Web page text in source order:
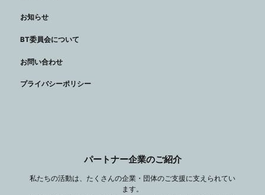
お知らせ
BT委員会について
お問い合わせ
プライバシーポリシー
パートナー企業のご紹介
私たちの活動は、たくさんの企業・団体のご支援に支えられてい
ます。